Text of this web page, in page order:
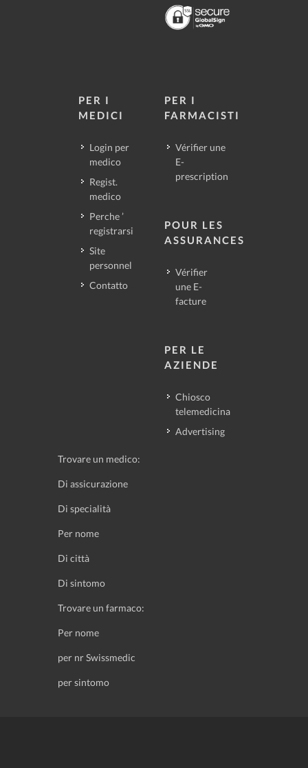
PER I
MEDICI
Login per
medico
Regist.
medico
Perche ’
registrarsi
Site
personnel
Contatto
PER I
FARMACISTI
Vérifier une
E-
prescription
POUR LES
ASSURANCES
Vérifier
une E-
facture
PER LE
AZIENDE
Chiosco
telemedicina
Advertising
Trovare un medico:
Di assicurazione
Di specialità
Per nome
Di città
Di sintomo
Trovare un farmaco:
Per nome
per nr Swissmedic
per sintomo